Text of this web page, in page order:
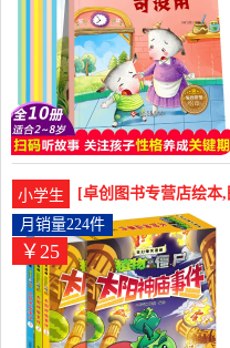
小学生
[卓创图书专营店绘本
庙事件1+2+3月销量
￥25
月销量224件